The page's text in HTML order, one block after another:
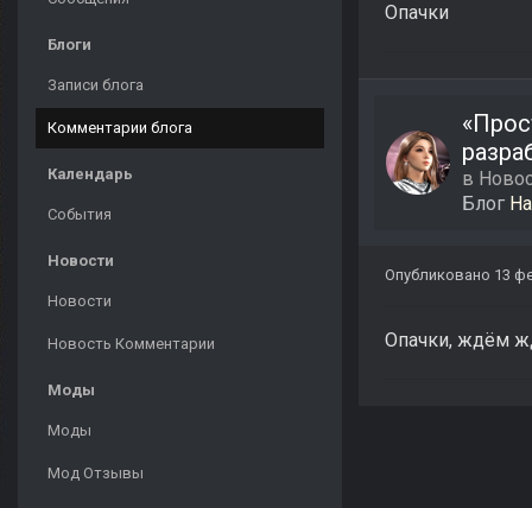
Блоги
Записи блога
Комментарии блога
Календарь
События
Новости
Новости
Новость Комментарии
Моды
Моды
Мод Отзывы
Опачки
в
Блог
Опубликовано 13
Опачки, ждём